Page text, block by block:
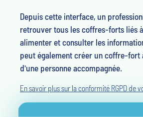
Depuis cette interface, un
retrouver tous les coffres-forts liés
alimenter et consulter les
peut également créer un coffre-fort
d'une personne accompagnée.
En savoir plus sur la conformité RGPD de